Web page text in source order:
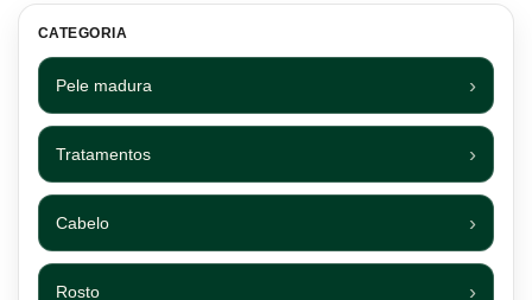
CATEGORIA
Pele madura
Tratamentos
Cabelo
Rosto